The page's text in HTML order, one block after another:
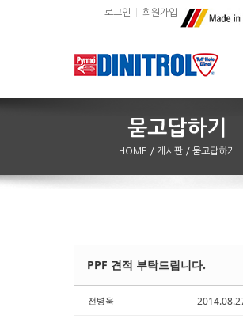
로그인 회원가입
HOME / 게시판 / 묻고답하기
PPF 견적 부탁드립니다.
전병욱
Sketchbook5, 스
Sketchbook5, 스